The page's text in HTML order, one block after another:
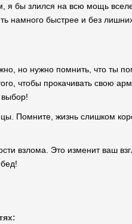
я бы злился на всю мощь
намного быстрее и без
но нужно помнить, что ты
чтобы прокачивать свою
Помните, жизнь слишком
взлома. Это изменит ваш